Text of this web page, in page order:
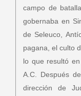
campo de
gobernaba en
de Seleuco,
pagana, el culto
lo que resultó
A.C. Después
dirección de